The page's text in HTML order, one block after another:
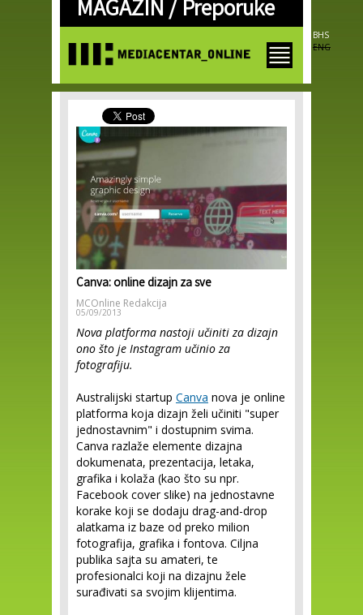
Skip to
main
MAGAZIN /Preporuke
BHS
ENG
Canva: online dizajn za sve
MCOnline Redakcija
05/09/2013
Nova platforma nastoji učiniti za dizajn
ono što je Instagram učinio za
fotografiju.
Australijski startup Canva nova je online
platforma koja dizajn želi učiniti "super
jednostavnim" i dostupnim svima.
Canva razlaže elemente dizajna
dokumenata, prezentacija, letaka,
grafika i kolaža (kao što su npr.
Facebook cover slike) na jednostavne
korake koji se dodaju drag-and-drop
alatkama iz baze od preko milion
fotografija, grafika i fontova. Ciljna
publika sajta su amateri, te
profesionalci koji na dizajnu žele
surađivati sa svojim klijentima.